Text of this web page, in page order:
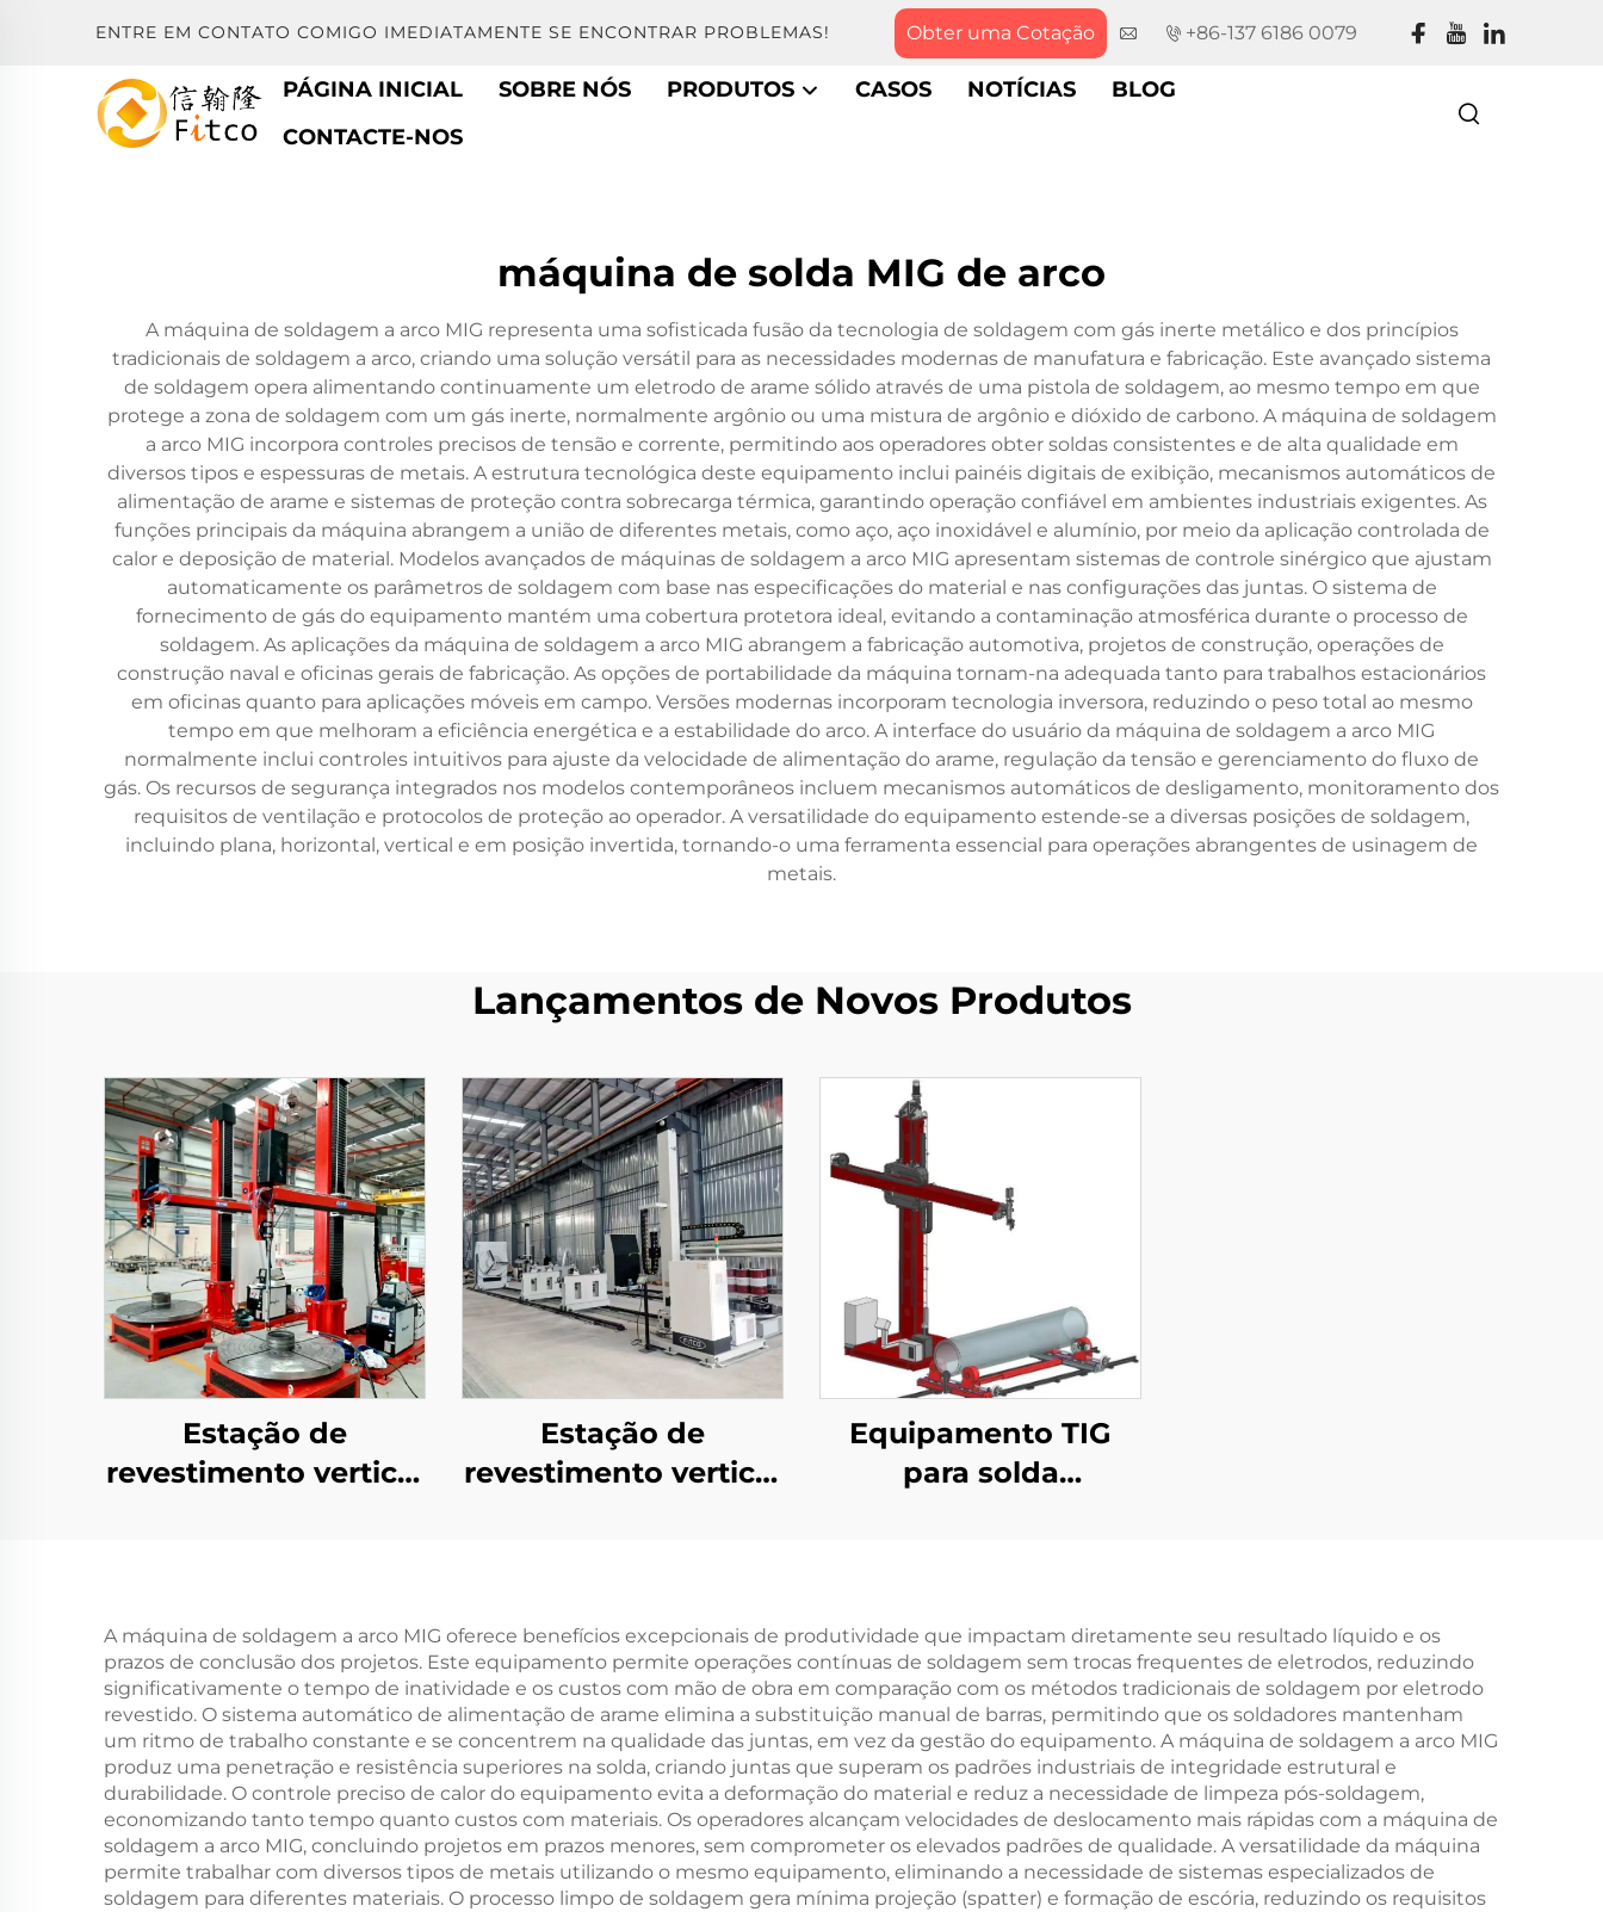
ENTRE EM CONTATO COMIGO IMEDIATAMENTE SE ENCONTRAR PROBLEMAS! Obter uma Cotação +86-137 6186 0079
PÁGINA INICIAL SOBRE NÓS PRODUTOS CASOS NOTÍCIAS
BLOG
CONTACTE-NOS
máquina de solda MIG de arco
A máquina de soldagem a arco MIG representa uma sofisticada fusão da tecnologia de soldagem com gás inerte metálico e dos princípios
tradicionais de soldagem a arco, criando uma solução versátil para as necessidades modernas de manufatura e fabricação. Este avançado sistema
de soldagem opera alimentando continuamente um eletrodo de arame sólido através de uma pistola de soldagem, ao mesmo tempo em que
protege a zona de soldagem com um gás inerte, normalmente argônio ou uma mistura de argônio e dióxido de carbono. A máquina de soldagem
a arco MIG incorpora controles precisos de tensão e corrente, permitindo aos operadores obter soldas consistentes e de alta qualidade em
diversos tipos e espessuras de metais. A estrutura tecnológica deste equipamento inclui painéis digitais de exibição, mecanismos automáticos de
alimentação de arame e sistemas de proteção contra sobrecarga térmica, garantindo operação confiável em ambientes industriais exigentes. As
funções principais da máquina abrangem a união de diferentes metais, como aço, aço inoxidável e alumínio, por meio da aplicação controlada de
calor e deposição de material. Modelos avançados de máquinas de soldagem a arco MIG apresentam sistemas de controle sinérgico que ajustam
automaticamente os parâmetros de soldagem com base nas especificações do material e nas configurações das juntas. O sistema de
fornecimento de gás do equipamento mantém uma cobertura protetora ideal, evitando a contaminação atmosférica durante o processo de
soldagem. As aplicações da máquina de soldagem a arco MIG abrangem a fabricação automotiva, projetos de construção, operações de
construção naval e oficinas gerais de fabricação. As opções de portabilidade da máquina tornam-na adequada tanto para trabalhos estacionários
em oficinas quanto para aplicações móveis em campo. Versões modernas incorporam tecnologia inversora, reduzindo o peso total ao mesmo
tempo em que melhoram a eficiência energética e a estabilidade do arco. A interface do usuário da máquina de soldagem a arco MIG
normalmente inclui controles intuitivos para ajuste da velocidade de alimentação do arame, regulação da tensão e gerenciamento do fluxo de
gás. Os recursos de segurança integrados nos modelos contemporâneos incluem mecanismos automáticos de desligamento, monitoramento dos
requisitos de ventilação e protocolos de proteção ao operador. A versatilidade do equipamento estende-se a diversas posições de soldagem,
incluindo plana, horizontal, vertical e em posição invertida, tornando-o uma ferramenta essencial para operações abrangentes de usinagem de
metais.
Lançamentos de Novos Produtos
Estação de
revestimento vertical
Estação de
revestimento vertical
Equipamento TIG
para solda
A máquina de soldagem a arco MIG oferece benefícios excepcionais de produtividade que impactam diretamente seu resultado líquido e os
prazos de conclusão dos projetos. Este equipamento permite operações contínuas de soldagem sem trocas frequentes de eletrodos, reduzindo
significativamente o tempo de inatividade e os custos com mão de obra em comparação com os métodos tradicionais de soldagem por eletrodo
revestido. O sistema automático de alimentação de arame elimina a substituição manual de barras, permitindo que os soldadores mantenham
um ritmo de trabalho constante e se concentrem na qualidade das juntas, em vez da gestão do equipamento. A máquina de soldagem a arco MIG
produz uma penetração e resistência superiores na solda, criando juntas que superam os padrões industriais de integridade estrutural e
durabilidade. O controle preciso de calor do equipamento evita a deformação do material e reduz a necessidade de limpeza pós-soldagem,
economizando tanto tempo quanto custos com materiais. Os operadores alcançam velocidades de deslocamento mais rápidas com a máquina de
soldagem a arco MIG, concluindo projetos em prazos menores, sem comprometer os elevados padrões de qualidade. A versatilidade da máquina
permite trabalhar com diversos tipos de metais utilizando o mesmo equipamento, eliminando a necessidade de sistemas especializados de
soldagem para diferentes materiais. O processo limpo de soldagem gera mínima projeção (spatter) e formação de escória, reduzindo os requisitos